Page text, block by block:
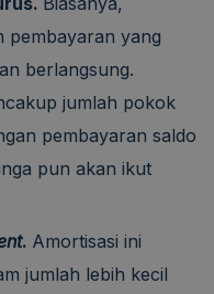
pembayaran yang
berlangsung.
jumlah pokok
pembayaran saldo
pun akan ikut
. Amortisasi ini
jumlah lebih kecil